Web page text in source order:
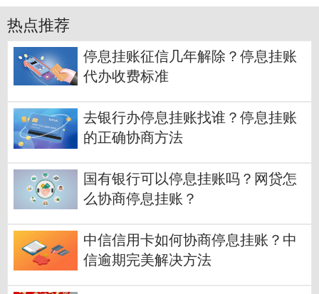
热点推荐
停息挂账征信几年解除？停息挂账
代办收费标准
去银行办停息挂账找谁？停息挂账
的正确协商方法
国有银行可以停息挂账吗？网贷怎
么协商停息挂账？
中信信用卡如何协商停息挂账？中
信逾期完美解决方法